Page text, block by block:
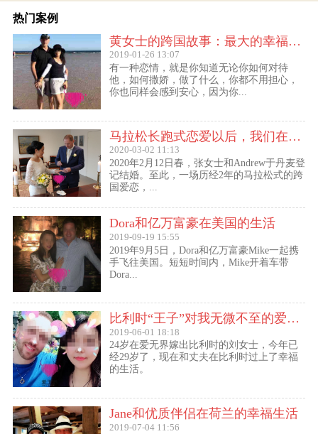
热门案例
黄女士的跨国故事：最大的幸福便是有一个白马王子一直默默等着自己
2019-01-26 13:07
有一种恋情，就是你知道无论你如何对待
他，如何撒娇，做了什么，你都不用担心，
你也同样会感到安心，因为你...
马拉松长跑式恋爱以后，我们在丹麦登记结婚了
2020-03-02 11:13
2020年2月12日春，张女士和Andrew于丹麦登
记结婚。至此，一场历经2年的马拉松式的跨
国爱恋，...
Dora和亿万富豪在美国的生活
2019-09-19 15:55
2019年9月5日，Dora和亿万富豪Mike一起携
手飞往美国。短短时间内，Mike开着车带
Dora...
比利时“王子”对我无微不至的爱（爱无界刘女士的海外生活）
2019-06-01 18:18
24岁在爱无界嫁出比利时的刘女士，今年已
经29岁了，现在和丈夫在比利时过上了幸福
的生活。
Jane和优质伴侣在荷兰的幸福生活
2019-07-04 11:56